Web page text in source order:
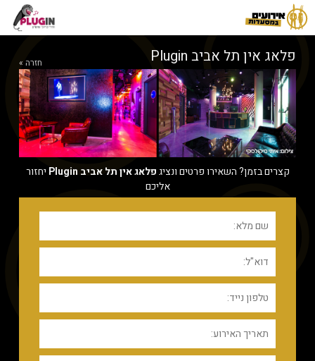
חזרה » פלאג אין תל אביב Plugin
קצרים בזמן? השאירו פרטים ונציגפלאג אין תל אביב Plugin
יחזור
אליכם